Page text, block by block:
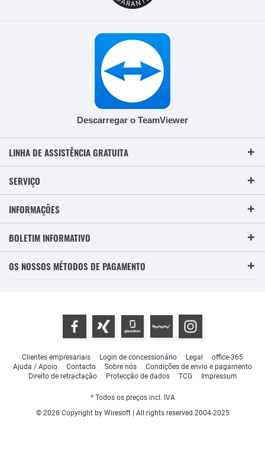
Descarregar o TeamViewer
LINHA DE ASSISTÊNCIA GRATUITA
SERVIÇO
INFORMAÇÕES
BOLETIM INFORMATIVO
OS NOSSOS MÉTODOS DE PAGAMENTO
Clientes empresariais Login de concessionário Legal
office-365
Ajuda / Apoio
Contacto Sobre nós
Condições de envio e pagamento
Direito de retractação
Protecção de dados TCG Impressum
* Todos os preços incl. IVA
© 2026 Copyright by Wiresoft | All rights reserved 2004-2025